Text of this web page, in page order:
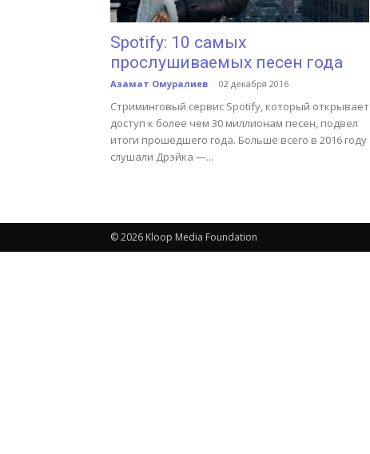
Spotify: 10 самых
прослушиваемых песен года
Азамат Омуралиев - 02 декабря 2016
Стриминговый сервис Spotify, который открывает
доступ к более чем 30 миллионам песен, подвел
итоги прошедшего года. Больше всего в 2016 году
слушали Дрэйка —...
© 2026 Kloop Media Foundation